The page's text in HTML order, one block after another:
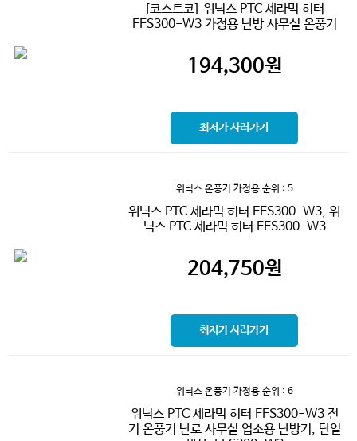
[코스트코] 위닉스 PTC 세라믹 히터
FFS300-W3 가정용 난방 사무실 온풍기
194,300원
최저가 사러가기
위닉스 온풍기 가정용순위 : 5
위닉스 PTC 세라믹 히터 FFS300-W3, 위
닉스 PTC 세라믹 히터 FFS300-W3
204,750원
최저가 사러가기
위닉스 온풍기 가정용순위 : 6
위닉스 PTC 세라믹 히터 FFS300-W3 전
기 온풍기 난로 사무실 업소용 난방기, 단일